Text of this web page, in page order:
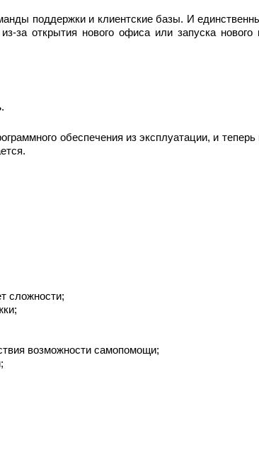
поддержки и клиентские базы. И
за открытия нового офиса или запуска
.
обеспечения из эксплуатации, и
сложности;
возможности самопомощи;